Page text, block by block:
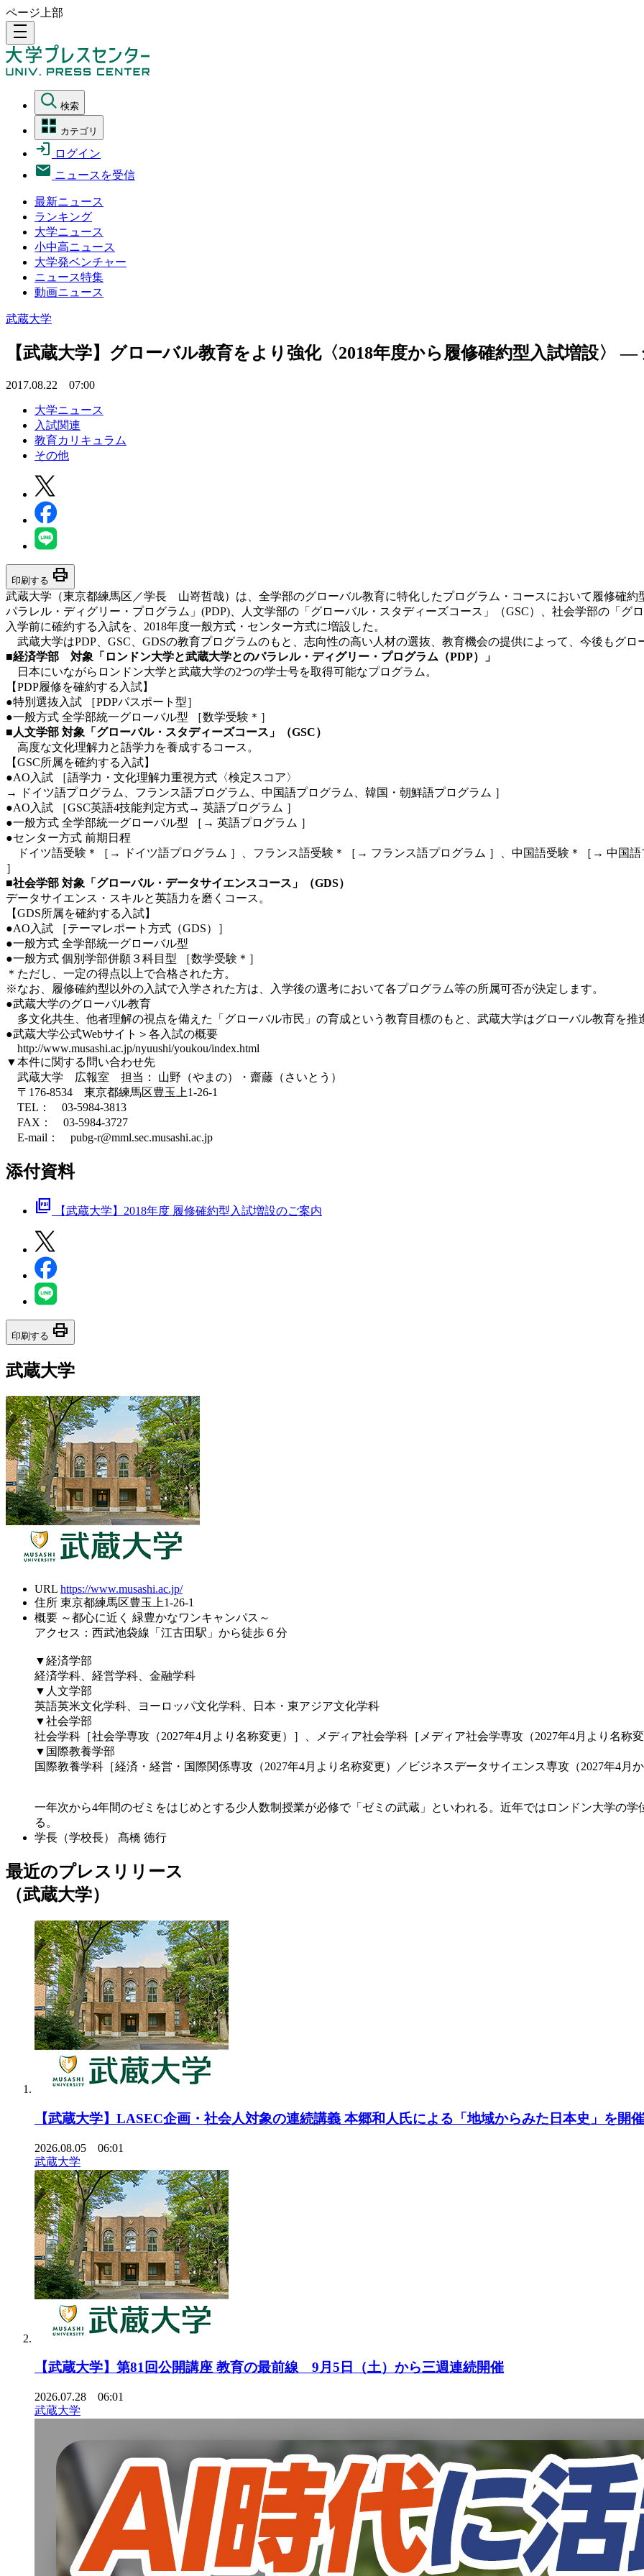
ページ上部
density_medium
検索
カテゴリ
ログイン
ニュースを受信
最新ニュース
ランキング
大学ニュース
小中高ニュース
大学発ベンチャー
ニュース特集
動画ニュース
武蔵大学
【武蔵大学】グローバル教育をより強化〈2018年度から履修確約型入試増設〉
2017.08.22 07:00
大学ニュース
入試関連
教育カリキュラム
その他
印刷する print
武蔵大学（東京都練馬区／学長 山嵜哲哉）は、全学部のグローバル教育に特化したプログラム・コースにおいて履修確
パラレル・ディグリー・プログラム」(PDP)、人文学部の「グローバル・スタディーズコース」（GSC）、社会学部の「グ
入学前に確約する入試を、2018年度一般方式・センター方式に増設した。
武蔵大学はPDP、GSC、GDSの教育プログラムのもと、志向性の高い人材の選抜、教育機会の提供によって、今後もグロ
■経済学部 対象「ロンドン大学と武蔵大学とのパラレル・ディグリー・プログラム（PDP）」
日本にいながらロンドン大学と武蔵大学の2つの学士号を取得可能なプログラム。
【PDP履修を確約する入試】
●特別選抜入試 ［PDPパスポート型］
●一般方式 全学部統一グローバル型 ［数学受験＊］
■人文学部 対象「グローバル・スタディーズコース」（GSC）
高度な文化理解力と語学力を養成するコース。
【GSC所属を確約する入試】
●AO入試 ［語学力・文化理解力重視方式〈検定スコア〉
→ ドイツ語プログラム、フランス語プログラム、中国語プログラム、韓国・朝鮮語プログラム ］
●AO入試 ［GSC英語4技能判定方式→ 英語プログラム ］
●一般方式 全学部統一グローバル型 ［→ 英語プログラム ］
●センター方式 前期日程
ドイツ語受験＊［→ ドイツ語プログラム ］、フランス語受験＊［→ フランス語プログラム ］、中国語受験＊［→ 中国
］
■社会学部 対象「グローバル・データサイエンスコース」（GDS）
データサイエンス・スキルと英語力を磨くコース。
【GDS所属を確約する入試】
●AO入試 ［テーマレポート方式（GDS）］
●一般方式 全学部統一グローバル型
●一般方式 個別学部併願３科目型 ［数学受験＊］
＊ただし、一定の得点以上で合格された方。
※なお、履修確約型以外の入試で入学された方は、入学後の選考において各プログラム等の所属可否が決定します。
●武蔵大学のグローバル教育
多文化共生、他者理解の視点を備えた「グローバル市民」の育成という教育目標のもと、武蔵大学はグローバル教育を推
●武蔵大学公式Webサイト＞各入試の概要
http://www.musashi.ac.jp/nyuushi/youkou/index.html
▼本件に関する問い合わせ先
武蔵大学 広報室 担当： 山野（やまの）・齋藤（さいとう）
〒176-8534 東京都練馬区豊玉上1-26-1
TEL： 03-5984-3813
FAX： 03-5984-3727
E‐mail： pubg-r@mml.sec.musashi.ac.jp
添付資料
picture_as_pdf 【武蔵大学】2018年度 履修確約型入試増設のご案内
印刷する print
武蔵大学
URL https://www.musashi.ac.jp/
住所 東京都練馬区豊玉上1-26-1
概要 ～都心に近く 緑豊かなワンキャンパス～
アクセス：西武池袋線「江古田駅」から徒歩６分
▼経済学部
経済学科、経営学科、金融学科
▼人文学部
英語英米文化学科、ヨーロッパ文化学科、日本・東アジア文化学科
▼社会学部
社会学科［社会学専攻（2027年4月より名称変更）］、メディア社会学科［メディア社会学専攻（2027年4月より名称
▼国際教養学部
国際教養学科［経済・経営・国際関係専攻（2027年4月より名称変更）／ビジネスデータサイエンス専攻（2027年4月
一年次から4年間のゼミをはじめとする少人数制授業が必修で「ゼミの武蔵」といわれる。近年ではロンドン大学の
る。
学長（学校長）
髙橋 徳行
最近のプレスリリース
（武蔵大学）
【武蔵大学】LASEC企画・社会人対象の連続講義 本郷和人氏による「地域からみた日本史」を開催
2026.08.05 06:01
武蔵大学
【武蔵大学】第81回公開講座 教育の最前線 9月5日（土）から三週連続開催
2026.07.28 06:01
武蔵大学